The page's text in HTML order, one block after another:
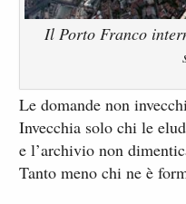
Il Porto Franco
Le domande non
Invecchia solo chi le
e l’archivio non
Tanto meno chi ne è